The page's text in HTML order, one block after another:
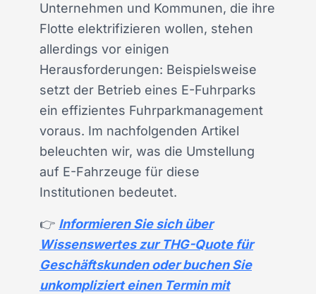
Unternehmen und Kommunen, die ihre
Flotte elektrifizieren wollen, stehen
allerdings vor einigen
Herausforderungen: Beispielsweise
setzt der Betrieb eines E-Fuhrparks
ein effizientes Fuhrparkmanagement
voraus. Im nachfolgenden Artikel
beleuchten wir, was die Umstellung
auf E-Fahrzeuge für diese
Institutionen bedeutet.
👉 Informieren Sie sich über
Wissenswertes zur THG-Quote für
Geschäftskunden oder buchen Sie
unkompliziert einen Termin mit